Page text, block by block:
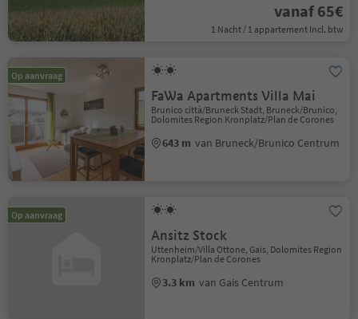
vanaf 65€
1 Nacht / 1 appartement Incl. btw
Op aanvraag
FaWa Apartments Villa Mai
Brunico città/Bruneck Stadt, Bruneck/Brunico,
Dolomites Region Kronplatz/Plan de Corones
643 m van Bruneck/Brunico Centrum
Op aanvraag
Ansitz Stock
Uttenheim/Villa Ottone, Gais, Dolomites Region
Kronplatz/Plan de Corones
3.3 km van Gais Centrum